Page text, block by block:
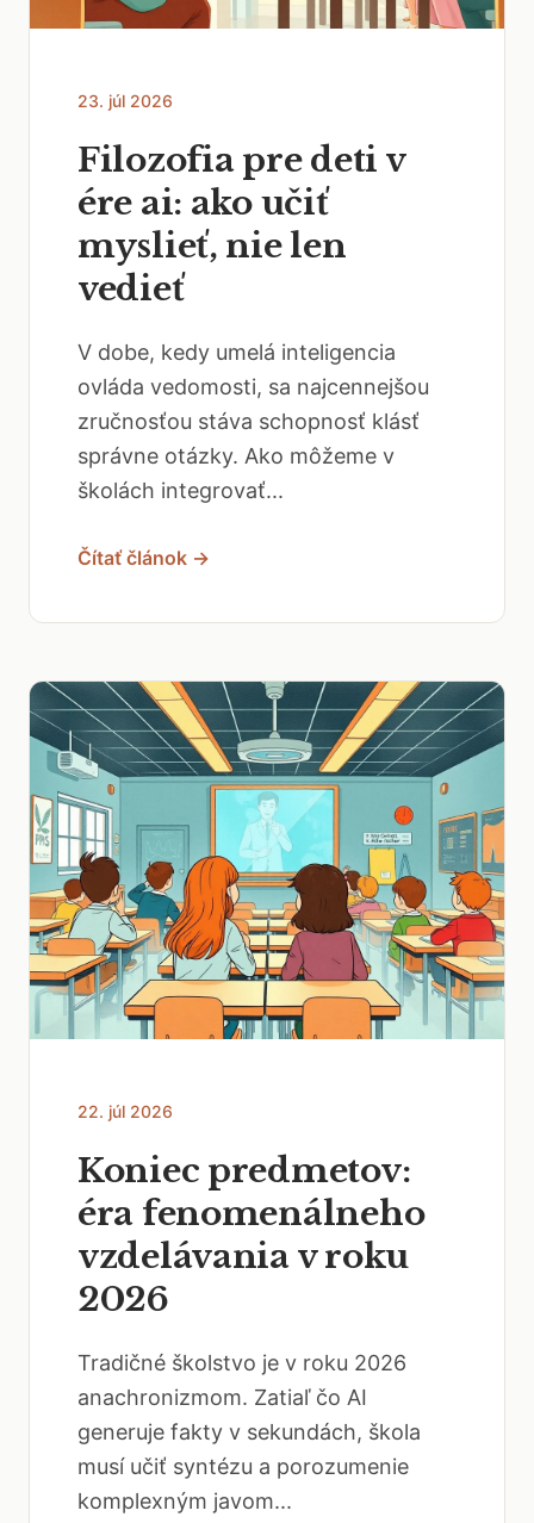
23. júl 2026
Filozofia pre deti v
ére ai: ako učiť
myslieť, nie len
vedieť
V dobe, kedy umelá inteligencia
ovláda vedomosti, sa najcennejšou
zručnosťou stáva schopnosť klásť
správne otázky. Ako môžeme v
školách integrovať...
Čítať článok →
22. júl 2026
Koniec predmetov:
éra fenomenálneho
vzdelávania v roku
2026
Tradičné školstvo je v roku 2026
anachronizmom. Zatiaľ čo AI
generuje fakty v sekundách, škola
musí učiť syntézu a porozumenie
komplexným javom...